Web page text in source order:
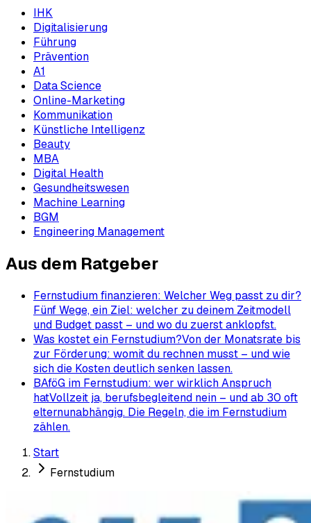
IHK
Digitalisierung
Führung
Prävention
A1
Data Science
Online-Marketing
Kommunikation
Künstliche Intelligenz
Beauty
MBA
Digital Health
Gesundheitswesen
Machine Learning
BGM
Engineering Management
Aus dem Ratgeber
Fernstudium finanzieren: Welcher Weg passt zu dir?
Fünf Wege, ein Ziel: welcher zu deinem Zeitmodell
und Budget passt – und wo du zuerst anklopfst.
Was kostet ein Fernstudium?Von der Monatsrate bis
zur Förderung: womit du rechnen musst – und wie
sich die Kosten deutlich senken lassen.
BAföG im Fernstudium: wer wirklich Anspruch
hatVollzeit ja, berufsbegleitend nein – und ab 30 oft
elternunabhängig. Die Regeln, die im Fernstudium
zählen.
Start
Fernstudium